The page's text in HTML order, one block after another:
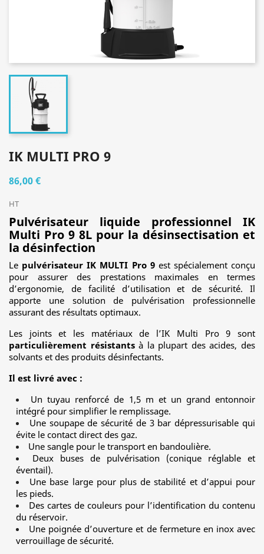
IK MULTI PRO 9
86,00 €
HT
Pulvérisateur liquide professionnel IK
Multi Pro 9 8L pour la désinsectisation et
la désinfection
Le pulvérisateur IK MULTI Pro 9est spécialement conçu
pour assurer des prestations maximales en termes
d’ergonomie, de facilité d’utilisation et de sécurité. Il
apporte une solution de pulvérisation professionnelle
assurant des résultats optimaux.
Les joints et les matériaux de l’IK Multi Pro 9 sont
particulièrement résistantsà la plupart des acides, des
solvants et des produits désinfectants.
Il est livré avec :
Un tuyau renforcé de 1,5 m et un grand entonnoir
intégré pour simplifier le remplissage.
Une soupape de sécurité de 3 bar dépressurisable qui
évite le contact direct des gaz.
Une sangle pour le transport en bandoulière.
Deux buses de pulvérisation (conique réglable et
éventail).
Une base large pour plus de stabilité et d’appui pour
les pieds.
Des cartes de couleurs pour l’identification du contenu
du réservoir.
Une poignée d’ouverture et de fermeture en inox avec
verrouillage de sécurité.